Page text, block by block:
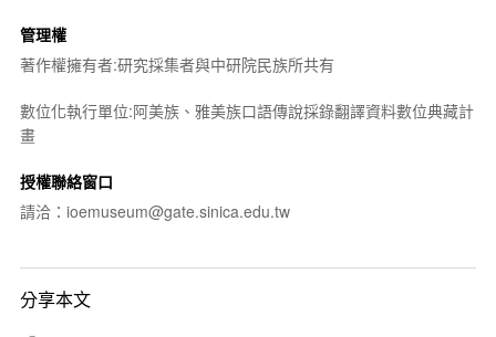
管理權
著作權擁有者:研究採集者與中研院民族所共有
數位化執行單位:阿美族、雅美族口語傳說採錄翻譯資料數位典藏計
畫
授權聯絡窗口
請洽：ioemuseum@gate.sinica.edu.tw
分享本文